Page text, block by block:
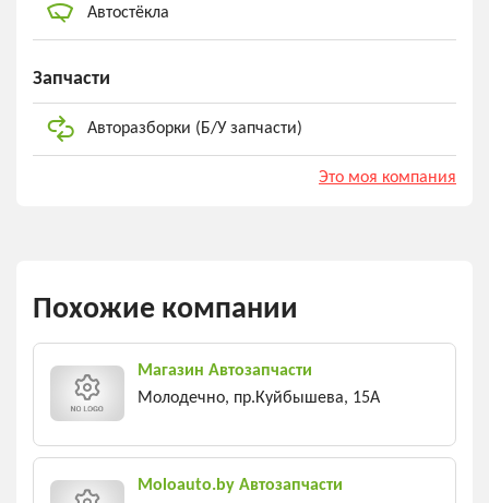
Автостёкла
Запчасти
Авторазборки (Б/У запчасти)
Это моя компания
Похожие компании
Магазин Автозапчасти
Молодечно, пр.Куйбышева, 15А
Moloauto.by Автозапчасти